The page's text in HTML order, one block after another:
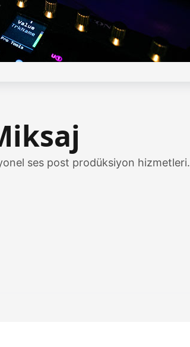
ses post prodüksiyon hizmetleri.